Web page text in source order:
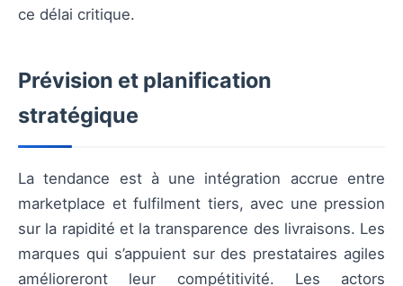
ce délai critique.
Prévision et planification
stratégique
La tendance est à une intégration accrue entre
marketplace et fulfilment tiers, avec une pression
sur la rapidité et la transparence des livraisons. Les
marques qui s’appuient sur des prestataires agiles
amélioreront leur compétitivité. Les actors